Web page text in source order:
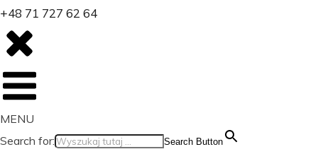
+48 71 727 62 64
MENU
Search for:
Search Button